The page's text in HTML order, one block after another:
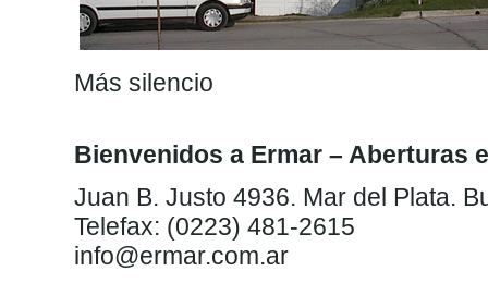
Más silencio
Bienvenidos a Ermar – Aberturas
Juan B. Justo 4936. Mar del Plata.
Telefax: (0223) 481-2615
info@ermar.com.ar